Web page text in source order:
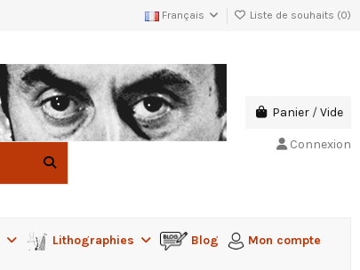
Français Liste de souhaits (0)
Panier /Vide
Connexion
Lithographies Blog Mon compte